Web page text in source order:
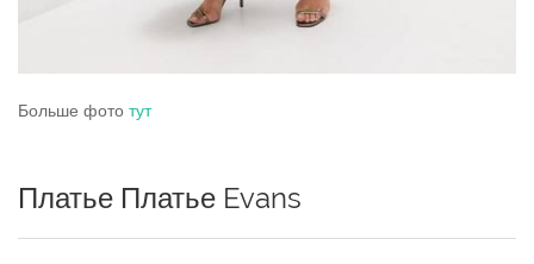
Больше фото тут
Платье Платье Evans